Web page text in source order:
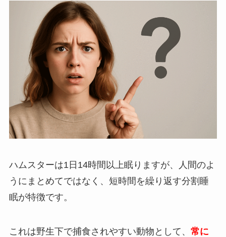
ハムスターは1日14時間以上眠りますが、人間のよ
うにまとめてではなく、短時間を繰り返す分割睡
眠が特徴です。
これは野生下で捕食されやすい動物として、 常に